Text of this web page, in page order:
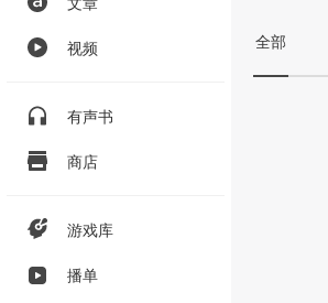
视频
有声书
商店
游戏库
播单
全部